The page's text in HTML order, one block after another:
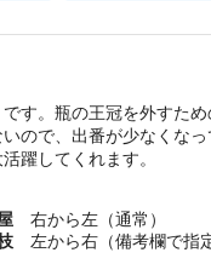
す。瓶の王冠を外すた
ので、出番が少なくな
躍してくれます。
右から左（通常）
左から右（備考欄で指定